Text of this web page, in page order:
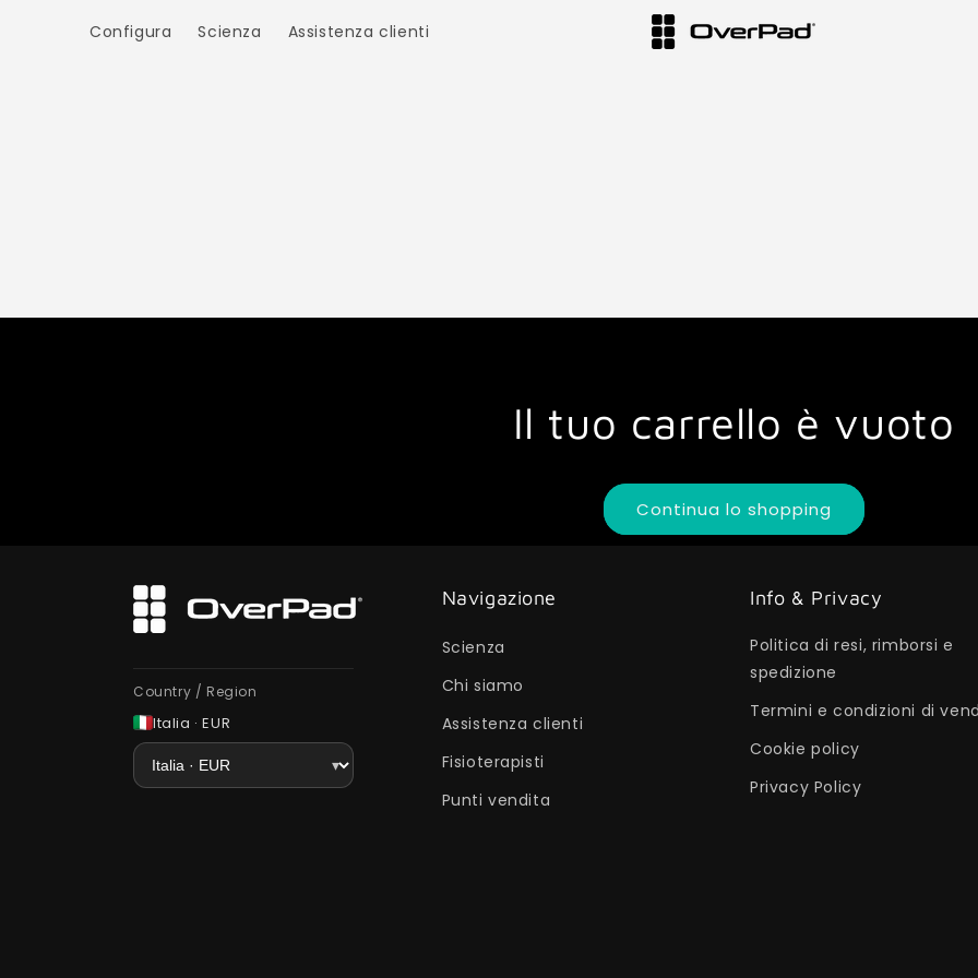
direttamente
ai contenuti
Configura Scienza Assistenza clienti
Il tuo carrello è vuoto
Continua lo shopping
Country / Region
Italia · EUR
Navigazione
Scienza
Chi siamo
Assistenza clienti
Fisioterapisti
Punti vendita
Info & Privacy
Politica di resi, rimborsi e
spedizione
Termini e condizioni di
Cookie policy
Privacy Policy